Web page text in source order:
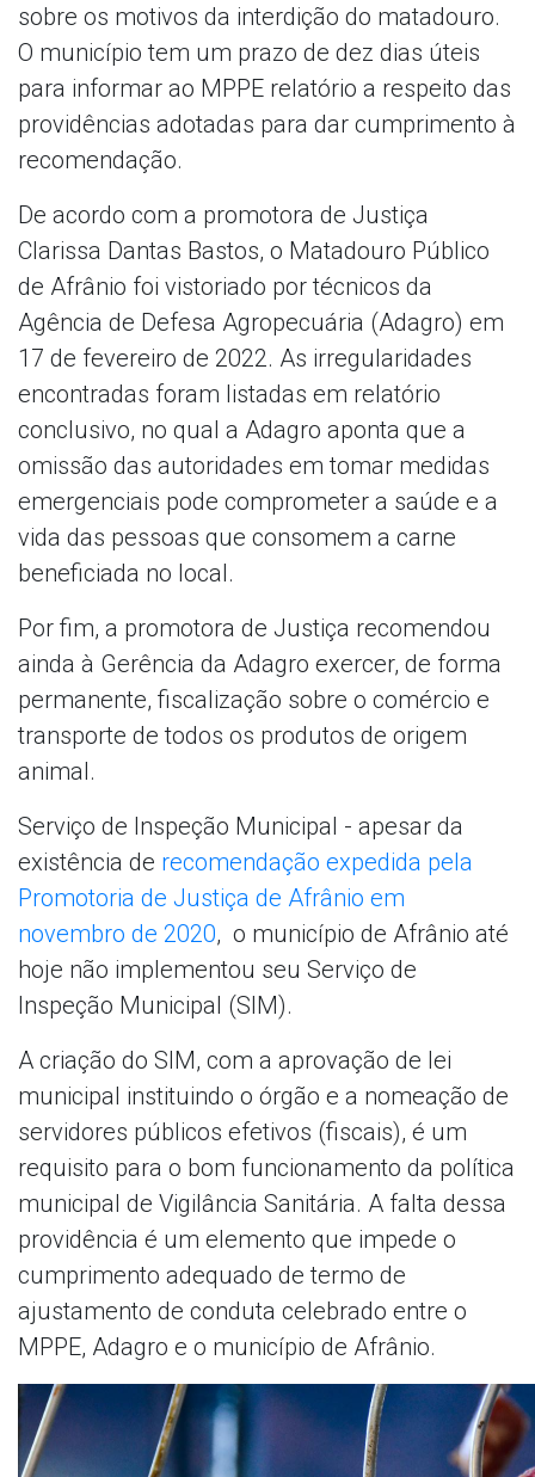
sobre os motivos da interdição do matadouro.
O município tem um prazo de dez dias úteis
para informar ao MPPE relatório a respeito das
providências adotadas para dar cumprimento à
recomendação.
De acordo com a promotora de Justiça
Clarissa Dantas Bastos, o Matadouro Público
de Afrânio foi vistoriado por técnicos da
Agência de Defesa Agropecuária (Adagro) em
17 de fevereiro de 2022. As irregularidades
encontradas foram listadas em relatório
conclusivo, no qual a Adagro aponta que a
omissão das autoridades em tomar medidas
emergenciais pode comprometer a saúde e a
vida das pessoas que consomem a carne
beneficiada no local.
Por fim, a promotora de Justiça recomendou
ainda à Gerência da Adagro exercer, de forma
permanente, fiscalização sobre o comércio e
transporte de todos os produtos de origem
animal.
Serviço de Inspeção Municipal - apesar da
existência de recomendação expedida pela
Promotoria de Justiça de Afrânio em
novembro de 2020, o município de Afrânio até
hoje não implementou seu Serviço de
Inspeção Municipal (SIM).
A criação do SIM, com a aprovação de lei
municipal instituindo o órgão e a nomeação de
servidores públicos efetivos (fiscais), é um
requisito para o bom funcionamento da política
municipal de Vigilância Sanitária. A falta dessa
providência é um elemento que impede o
cumprimento adequado de termo de
ajustamento de conduta celebrado entre o
MPPE, Adagro e o município de Afrânio.